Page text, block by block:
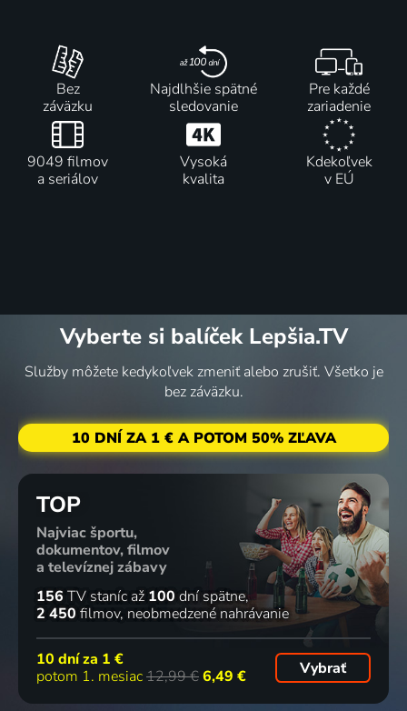
Bez
záväzku
Najdlhšie spätné
sledovanie
Pre každé
zariadenie
9049 filmov
a seriálov
Vysoká
kvalita
Kdekoľvek
v EÚ
Vyberte si balíček Lepšia.TV
Služby môžete kedykoľvek zmeniť alebo zrušiť. Všetko je
bez záväzku.
10 DNÍ ZA 1 € A POTOM 50% ZĽAVA
TOP
Najviac športu,
dokumentov, filmov
a televíznej zábavy
156 TV staníc až 100 dní spätne
2 450 filmov neobmedzené nahrávanie
10 dní za 1 €
potom 1. mesiac12,99 €6,49 € Vybrať